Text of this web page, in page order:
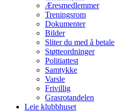
Æresmedlemmer
Treningsrom
Dokumenter
Bilder
Sliter du med å betale
Støtteordninger
Politiattest
Samtykke
Varsle
Frivillig
Grasrotandelen
Leie klubbhuset